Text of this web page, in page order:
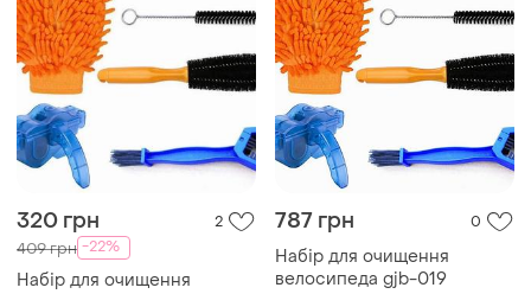
320 грн 2
409 грн -22%
Набір для очищення
787 грн 0
Набір для очищення
велосипеда gjb-019